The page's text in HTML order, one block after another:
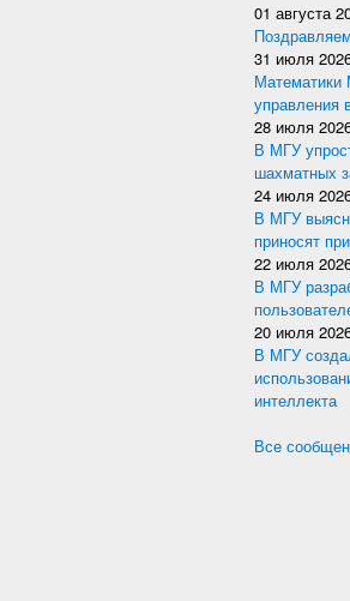
01 августа
31 июля
Математики
управления
28 июля
В МГУ
шахматных
24 июля
В МГУ
приносят
22 июля
В МГУ
20 июля
В МГУ
интеллекта
Все